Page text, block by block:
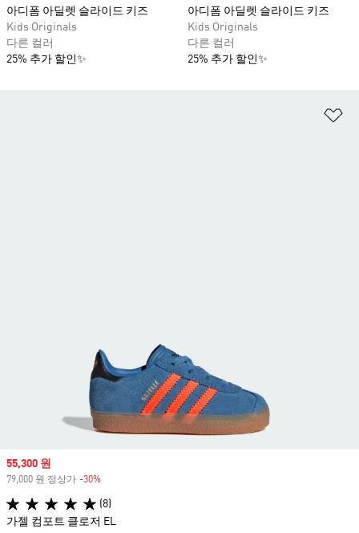
아디폼 아딜렛 슬라이드 키즈
Kids Originals
다른 컬러
25% 추가 할인✨
아디폼 아딜렛 슬라이드 키즈
Kids Originals
다른 컬러
25% 추가 할인✨
Sale price
55,300 원
79,000 원 정상가 -30%
(8)
가젤 컴포트 클로저 EL